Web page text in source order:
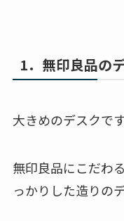
1．無印良品の
大きめのデスクです
無印良品にこだわ
っかりした造りの